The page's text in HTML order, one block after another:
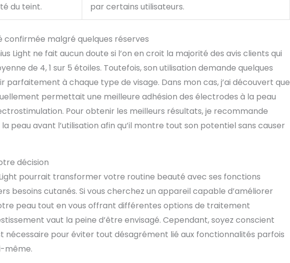
du teint.
par certains utilisateurs.
confirmée malgré quelques réserves
Light ne fait aucun doute si l’on en croit la majorité des avis clients qui
de 4, 1 sur 5 étoiles. Toutefois, son utilisation demande quelques
parfaitement à chaque type de visage. Dans mon cas, j’ai découvert que
permettait une meilleure adhésion des électrodes à la peau
Pour obtenir les meilleurs résultats, je recommande
peau avant l’utilisation afin qu’il montre tout son potentiel sans causer
décision
Light pourrait transformer votre routine beauté avec ses fonctions
besoins cutanés. Si vous cherchez un appareil capable d’améliorer
peau tout en vous offrant différentes options de traitement
vaut la peine d’être envisagé. Cependant, soyez conscient
nécessaire pour éviter tout désagrément lié aux fonctionnalités parfois
même.